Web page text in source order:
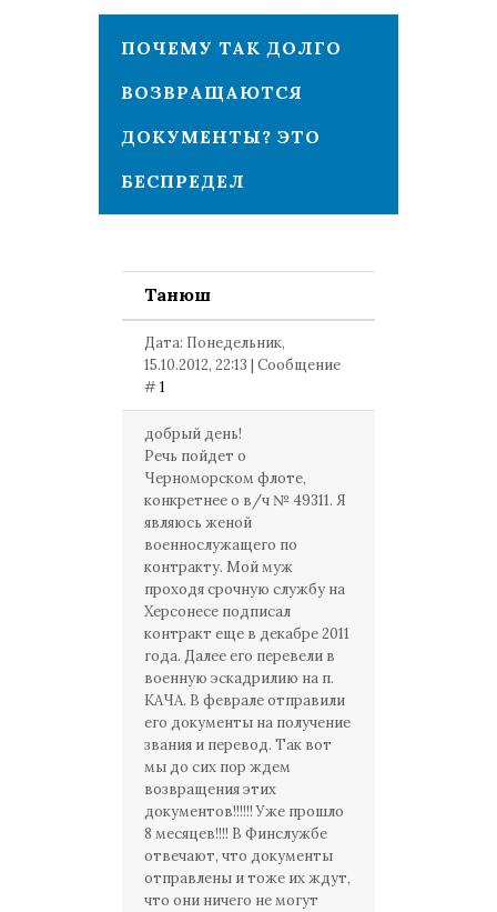
ПОЧЕМУ ТАК ДОЛГО
ВОЗВРАЩАЮТСЯ
ДОКУМЕНТЫ? ЭТО
БЕСПРЕДЕЛ
Танюш
Дата: Понедельник,
15.10.2012, 22:13 | Сообщение
#1
добрый день!
Речь пойдет о
Черноморском флоте,
конкретнее о в/ч № 49311. Я
являюсь женой
военнослужащего по
контракту. Мой муж
проходя срочную службу на
Херсонесе подписал
контракт еще в декабре 2011
года. Далее его перевели в
военную эскадрилию на п.
КАЧА. В феврале отправили
его документы на получение
звания и перевод. Так вот
мы до сих пор ждем
возвращения этих
документов!!!!!! Уже прошло
8 месяцев!!!! В Финслужбе
отвечают, что документы
отправлены и тоже их ждут,
что они ничего не могут